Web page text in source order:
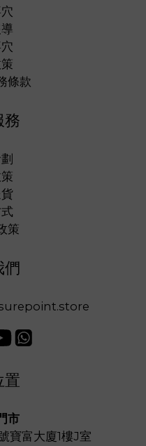
條款
務
策
們
置
市
寶富大廈1樓J室